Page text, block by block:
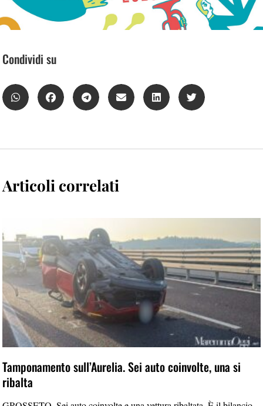
Condividi su
Articoli correlati
Tamponamento sull’Aurelia. Sei auto coinvolte, una si
ribalta